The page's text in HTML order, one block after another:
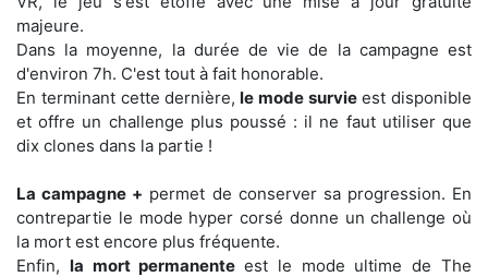
majeure.
Dans la moyenne, la durée de vie de la campagne est
d'environ 7h. C'est tout à fait honorable.
En terminant cette dernière, le mode survieest disponible
et offre un challenge plus poussé : il ne faut utiliser que
dix clones dans la partie !
La campagne + permet de conserver sa progression. En
contrepartie le mode hyper corsé donne un challenge où
la mort est encore plus fréquente.
Enfin, la mort permanenteest le mode ultime de The